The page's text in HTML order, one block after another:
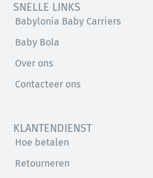
SNELLE LINKS
Babylonia Baby Carriers
Baby Bola
Over ons
Contacteer ons
KLANTENDIENST
Hoe betalen
Retourneren